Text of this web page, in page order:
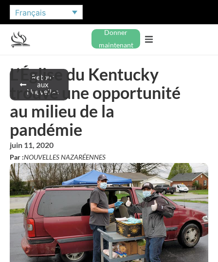
Français
Donner
maintenant
Retour
aux
Nouvelles
L’Église du Kentucky
trouve une opportunité
au milieu de la
pandémie
juin 11, 2020
Par :NOUVELLES NAZARÉENNES